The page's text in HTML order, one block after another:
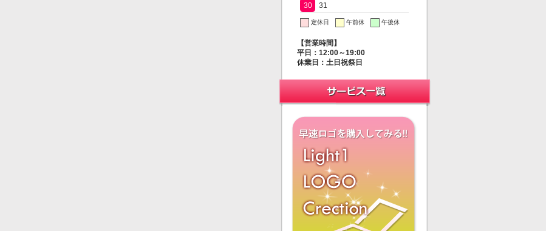
30
31
定休日 午前休 午後休
【営業時間】
平日：12:00～19:00
休業日：土日祝祭日